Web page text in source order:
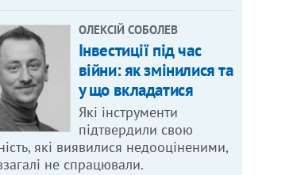
ОЛЕКСІЙ СОБОЛЕВ
Інвестиції під час
війни: як змінилися та
у що вкладатися
Які інструменти
підтвердили свою
які виявилися недооціненими,
не спрацювали.